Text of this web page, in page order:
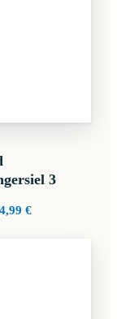
3
€Preisspanne: